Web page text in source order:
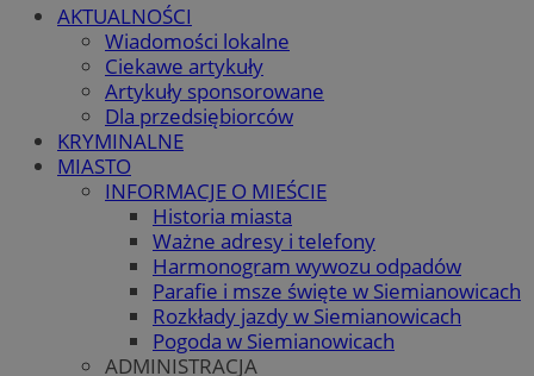
AKTUALNOŚCI
Wiadomości lokalne
Ciekawe artykuły
Artykuły sponsorowane
Dla przedsiębiorców
KRYMINALNE
MIASTO
INFORMACJE O MIEŚCIE
Historia miasta
Ważne adresy i telefony
Harmonogram wywozu odpadów
Parafie i msze święte w Siemianowicach
Rozkłady jazdy w Siemianowicach
Pogoda w Siemianowicach
ADMINISTRACJA